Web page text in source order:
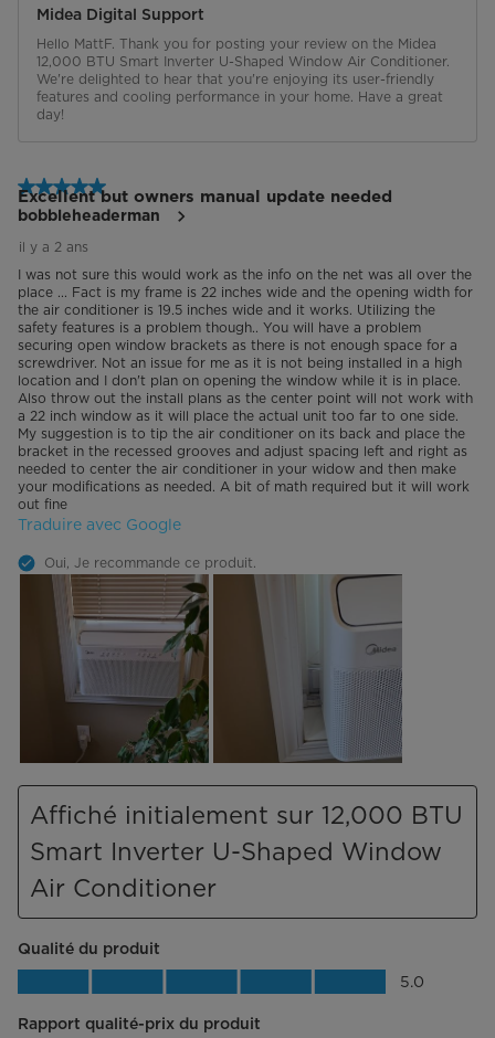
Midea Digital Support
Hello MattF. Thank you for posting your review on the Midea
12,000 BTU Smart Inverter U-Shaped Window Air Conditioner.
We're delighted to hear that you're enjoying its user-friendly
features and cooling performance in your home. Have a great
day!
5 étoile(s) sur 5.
Excellent but owners manual update needed
bobbleheaderman
il y a 2 ans
I was not sure this would work as the info on the net was all over the
place ... Fact is my frame is 22 inches wide and the opening width for
the air conditioner is 19.5 inches wide and it works. Utilizing the
safety features is a problem though.. You will have a problem
securing open window brackets as there is not enough space for a
screwdriver. Not an issue for me as it is not being installed in a high
location and I don't plan on opening the window while it is in place.
Also throw out the install plans as the center point will not work with
a 22 inch window as it will place the actual unit too far to one side.
My suggestion is to tip the air conditioner on its back and place the
bracket in the recessed grooves and adjust spacing left and right as
needed to center the air conditioner in your widow and then make
your modifications as needed. A bit of math required but it will work
out fine
Traduire avec Google
Oui, Je recommande ce produit.
Affiché initialement sur 12,000 BTU
Smart Inverter U-Shaped Window
Air Conditioner
Qualité du produit
Qualité du produit, 5.0 sur 5 5.0
Rapport qualité-prix du produit